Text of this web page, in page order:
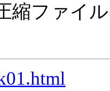
縮ファイ